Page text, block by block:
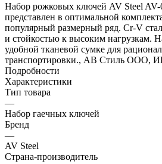
Набор рожковых ключей AV Steel AV-
представлен в оптимальной
популярный размерный ряд. Cr-V
и стойкостью к высоким нагрузкам.
удобной тканевой сумке для
транспортировки., АВ Стиль ООО,
Подробности
Характеристики
Тип товара
—
Набор гаечных ключей
Бренд
—
AV Steel
Страна-производитель